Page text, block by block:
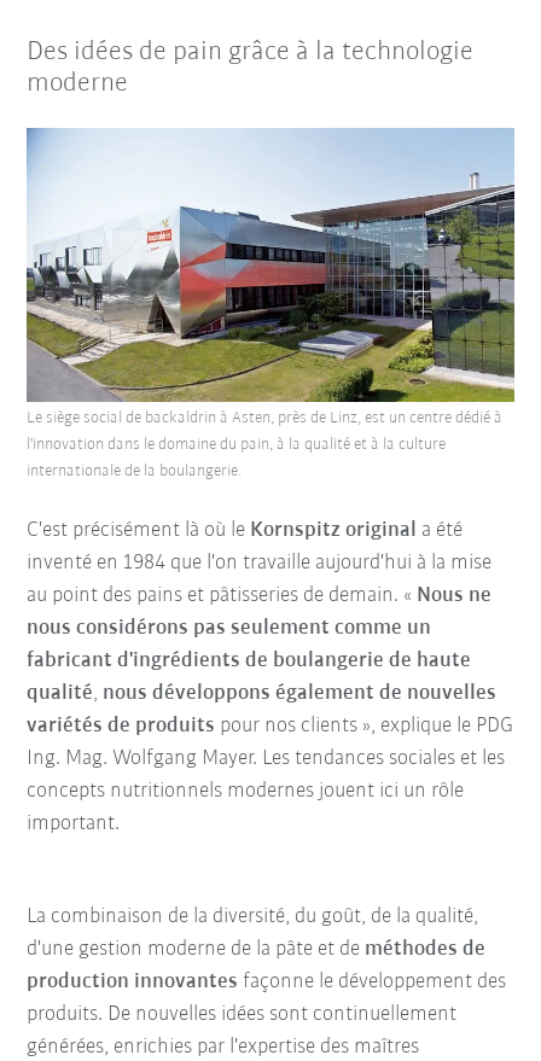
Des idées de pain grâce à la technologie
moderne
C'est précisément là où le Kornspitz original a été
inventé en 1984 que l'on travaille aujourd'hui à la mise
au point des pains et pâtisseries de demain. « Nous ne
nous considérons pas seulement comme un
fabricant d'ingrédients de boulangerie de haute
qualité, nous développons également de nouvelles
variétés de produits pour nos clients », explique le PDG
Ing. Mag. Wolfgang Mayer. Les tendances sociales et les
concepts nutritionnels modernes jouent ici un rôle
important.
Le siège social de backaldrin à Asten, près de Linz, est un centre dédié à
l'innovation dans le domaine du pain, à la qualité et à la culture
internationale de la boulangerie.
La combinaison de la diversité, du goût, de la qualité,
d'une gestion moderne de la pâte et de méthodes de
production innovantes façonne le développement des
produits. De nouvelles idées sont continuellement
générées, enrichies par l'expertise des maîtres